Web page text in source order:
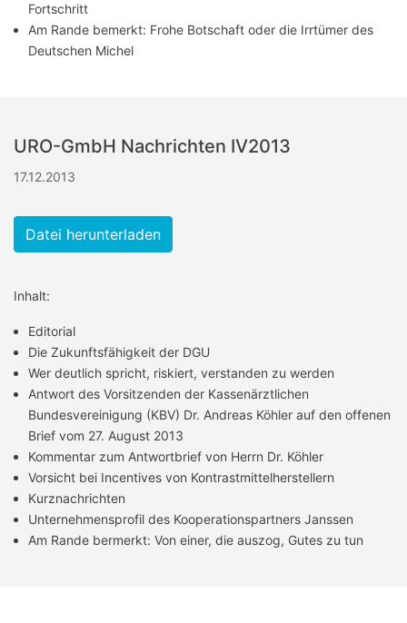
Fortschritt
Am Rande bemerkt: Frohe Botschaft oder die Irrtümer des
Deutschen Michel
URO-GmbH Nachrichten IV2013
17.12.2013
Datei herunterladen
Inhalt:
Editorial
Die Zukunftsfähigkeit der DGU
Wer deutlich spricht, riskiert, verstanden zu werden
Antwort des Vorsitzenden der Kassenärztlichen
Bundesvereinigung (KBV) Dr. Andreas Köhler auf den offenen
Brief vom 27. August 2013
Kommentar zum Antwortbrief von Herrn Dr. Köhler
Vorsicht bei Incentives von Kontrastmittelherstellern
Kurznachrichten
Unternehmensprofil des Kooperationspartners Janssen
Am Rande bermerkt: Von einer, die auszog, Gutes zu tun